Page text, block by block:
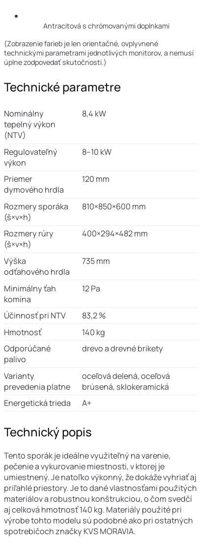
Antracitová s chrómovanými doplnkami
(Zobrazenie farieb je len orientačné, ovplyvnené
technickými parametrami jednotlivých monitorov, a nemusí
úplne zodpovedať skutočnosti.)
Technické parametre
Nominálny
tepelný výkon
(NTV)
8,4 kW
Regulovateľný
výkon
8–10 kW
Priemer
dymového hrdla
120 mm
Rozmery sporáka
(š×v×h)
810×850×600 mm
Rozmery rúry
(š×v×h)
400×294×482 mm
Výška
odťahového hrdla
735 mm
Minimálny ťah
komína
12 Pa
Účinnosť pri NTV
83,2 %
Hmotnosť
140 kg
Odporúčané
palivo
drevo a drevné brikety
Varianty
prevedenia platne
oceľová delená, oceľová
brúsená, sklokeramická
Energetická trieda
A+
Technický popis
Tento sporák je ideálne využiteľný na varenie,
pečenie a vykurovanie miestnosti, v ktorej je
umiestnený. Je natoľko výkonný, že dokáže vyhriať aj
priľahlé priestory. Je to dané vlastnosťami použitých
materiálov a robustnou konštrukciou, o čom svedčí
aj celková hmotnosť 140 kg. Materiály použité pri
výrobe tohto modelu sú podobné ako pri ostatných
spotrebičoch značky KVS MORAVIA.